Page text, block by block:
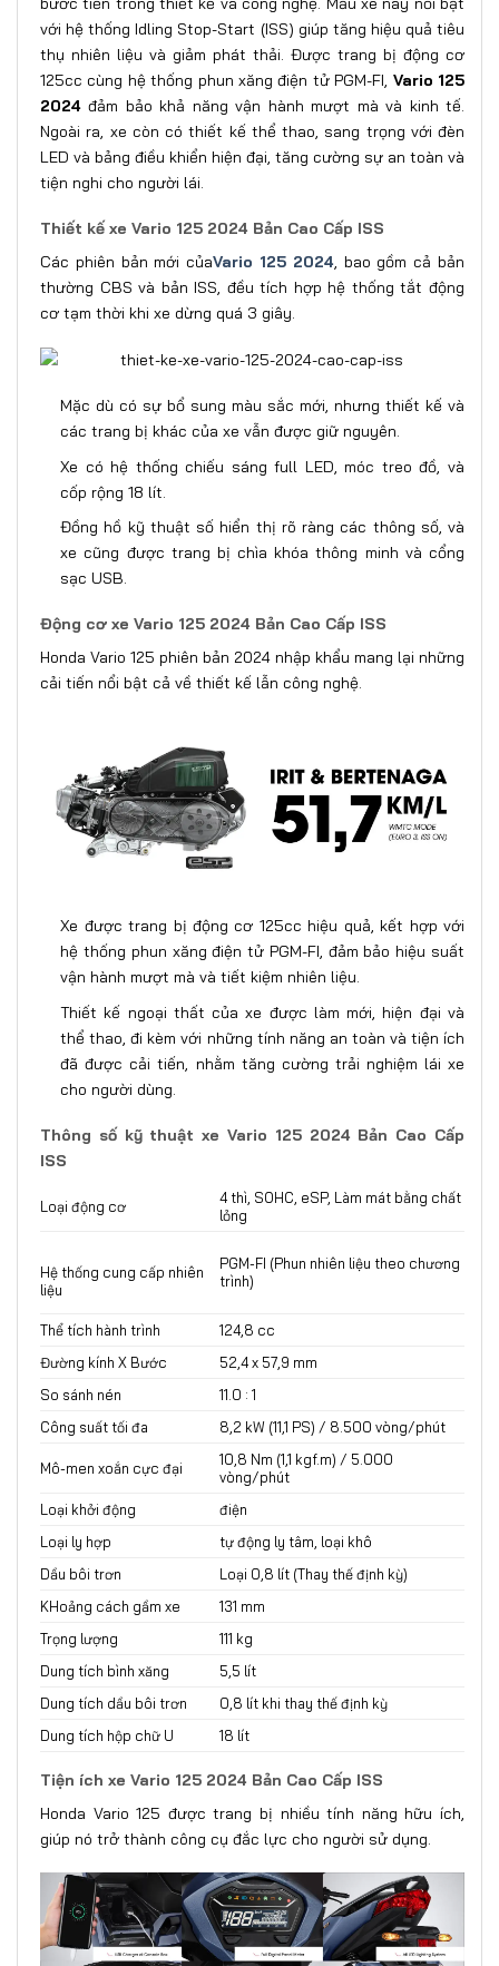
với hệ thống Idling Stop-Start (ISS) giúp tăng hiệu quả tiêu
thụ nhiên liệu và giảm phát thải. Được trang bị động cơ
125cc cùng hệ thống phun xăng điện tử PGM-FI, Vario 125
2024đảm bảo khả năng vận hành mượt mà và kinh tế.
Ngoài ra, xe còn có thiết kế thể thao, sang trọng với đèn
LED và bảng điều khiển hiện đại, tăng cường sự an toàn và
tiện nghi cho người lái.
Thiết kế xe Vario 125 2024 Bản Cao Cấp ISS
Các phiên bản mới củaVario 125 2024, bao gồm cả bản
thường CBS và bản ISS, đều tích hợp hệ thống tắt động
cơ tạm thời khi xe dừng quá 3 giây.
Mặc dù có sự bổ sung màu sắc mới, nhưng thiết kế và
các trang bị khác của xe vẫn được giữ nguyên.
Xe có hệ thống chiếu sáng full LED, móc treo đồ, và
cốp rộng 18 lít.
Đồng hồ kỹ thuật số hiển thị rõ ràng các thông số, và
xe cũng được trang bị chìa khóa thông minh và cổng
sạc USB.
Động cơ xe Vario 125 2024 Bản Cao Cấp ISS
Honda Vario 125 phiên bản 2024 nhập khẩu mang lại những
cải tiến nổi bật cả về thiết kế lẫn công nghệ.
Xe được trang bị động cơ 125cc hiệu quả, kết hợp với
hệ thống phun xăng điện tử PGM-FI, đảm bảo hiệu suất
vận hành mượt mà và tiết kiệm nhiên liệu.
Thiết kế ngoại thất của xe được làm mới, hiện đại và
thể thao, đi kèm với những tính năng an toàn và tiện ích
đã được cải tiến, nhằm tăng cường trải nghiệm lái xe
cho người dùng.
Thông số kỹ thuật xe Vario 125 2024 Bản Cao Cấp
ISS
Loại động cơ
4 thì, SOHC, eSP, Làm mát bằng chất
lỏng
Hệ thống cung cấp nhiên
liệu
PGM-FI (Phun nhiên liệu theo chương
trình)
Thể tích hành trình
124,8 cc
Đường kính X Bước
52,4 x 57,9 mm
So sánh nén
11.0 : 1
Công suất tối đa
8,2 kW (11,1 PS) / 8.500 vòng/phút
Mô-men xoắn cực đại
10,8 Nm (1,1 kgf.m) / 5.000
vòng/phút
Loại khởi động
điện
Loại ly hợp
tự động ly tâm, loại khô
Dầu bôi trơn
Loại 0,8 lít (Thay thế định kỳ)
KHoảng cách gầm xe
131 mm
Trọng lượng
111 kg
Dung tích bình xăng
5,5 lít
Dung tích dầu bôi trơn
0,8 lít khi thay thế định kỳ
Dung tích hộp chữ U
18 lít
Tiện ích xe Vario 125 2024 Bản Cao Cấp ISS
Honda Vario 125 được trang bị nhiều tính năng hữu ích,
giúp nó trở thành công cụ đắc lực cho người sử dụng.